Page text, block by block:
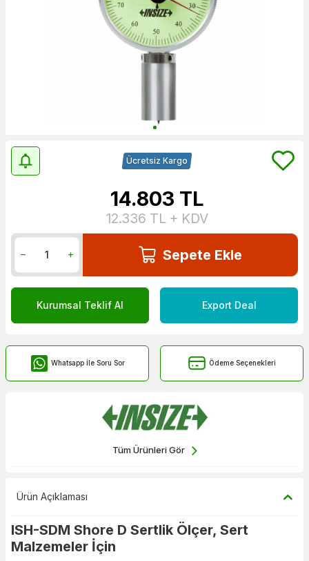
Ücretsiz Kargo
14.803 TL
12.336 TL + KDV
Sepete Ekle
Kurumsal Teklif Al Export Deal
Whatsapp İle Soru Sor Ödeme Seçenekleri
Tüm Ürünleri Gör
Ürün Açıklaması
ISH-SDM Shore D Sertlik Ölçer, Sert
Malzemeler İçin